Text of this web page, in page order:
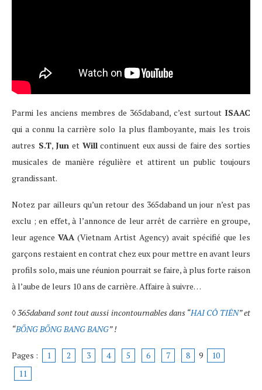
Parmi les anciens membres de 365daband, c’est surtout ISAAC
qui a connu la carrière solo la plus flamboyante, mais les trois
autres S.T, Jun et Willcontinuent eux aussi de faire des sorties
musicales de manière régulière et attirent un public toujours
grandissant.
Notez par ailleurs qu’un retour des 365daband un jour n’est pas
exclu ; en effet, à l’annonce de leur arrêt de carrière en groupe,
leur agence VAA (Vietnam Artist Agency) avait spécifié que les
garçons restaient en contrat chez eux pour mettre en avant leurs
profils solo, mais une réunion pourrait se faire, à plus forte raison
à l’aube de leurs 10 ans de carrière. Affaire à suivre…
◊365daband sont tout aussi incontournables dans “HAI CÔ TIÊN” et
“BỐNG BỐNG BANG BANG” !
Pages : 1 2 3 4 5 6 7 8 9
10
11